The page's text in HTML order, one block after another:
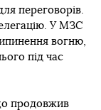
переговорів.
У МЗС
вогню,
під час
продовжив